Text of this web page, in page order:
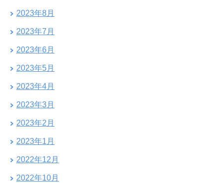
2023年8月
2023年7月
2023年6月
2023年5月
2023年4月
2023年3月
2023年2月
2023年1月
2022年12月
2022年10月